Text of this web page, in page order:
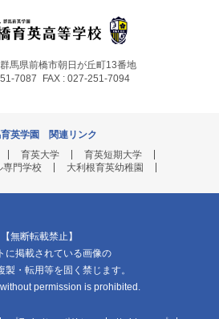
群馬県前橋市朝日が丘町13番地
7087
FAX : 027-251-7094
英学園 関連リンク
育英大学
育英短期大学
専門学校
大利根育英幼稚園
【無断転載禁止】
に掲載されている画像の
製・転用等を固く禁じます。
permission is prohibited.